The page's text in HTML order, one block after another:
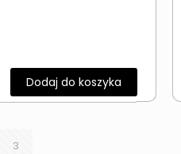
Dodaj do koszyka
3